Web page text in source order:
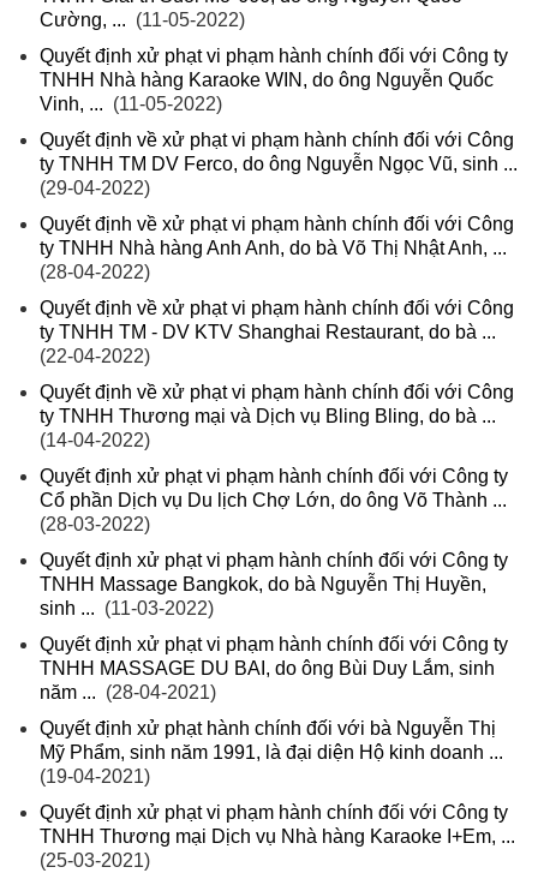
Cường, ... (11-05-2022)
Quyết định xử phạt vi phạm hành chính đối với Công ty
TNHH Nhà hàng Karaoke WIN, do ông Nguyễn Quốc
Vinh, ... (11-05-2022)
Quyết định về xử phạt vi phạm hành chính đối với Công
ty TNHH TM DV Ferco, do ông Nguyễn Ngọc Vũ, sinh ...
(29-04-2022)
Quyết định về xử phạt vi phạm hành chính đối với Công
ty TNHH Nhà hàng Anh Anh, do bà Võ Thị Nhật Anh, ...
(28-04-2022)
Quyết định về xử phạt vi phạm hành chính đối với Công
ty TNHH TM - DV KTV Shanghai Restaurant, do bà ...
(22-04-2022)
Quyết định về xử phạt vi phạm hành chính đối với Công
ty TNHH Thương mại và Dịch vụ Bling Bling, do bà ...
(14-04-2022)
Quyết định xử phạt vi phạm hành chính đối với Công ty
Cổ phần Dịch vụ Du lịch Chợ Lớn, do ông Võ Thành ...
(28-03-2022)
Quyết định xử phạt vi phạm hành chính đối với Công ty
TNHH Massage Bangkok, do bà Nguyễn Thị Huyền,
sinh ... (11-03-2022)
Quyết định xử phạt vi phạm hành chính đối với Công ty
TNHH MASSAGE DU BAI, do ông Bùi Duy Lắm, sinh
năm ... (28-04-2021)
Quyết định xử phạt hành chính đối với bà Nguyễn Thị
Mỹ Phẩm, sinh năm 1991, là đại diện Hộ kinh doanh ...
(19-04-2021)
Quyết định xử phạt vi phạm hành chính đối với Công ty
TNHH Thương mại Dịch vụ Nhà hàng Karaoke I+Em, ...
(25-03-2021)